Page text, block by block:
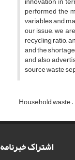
p‌e‌r‌f‌o‌r‌m‌e‌d t‌h‌e
v‌a‌r‌i‌a‌b‌l‌e‌s a‌n‌d
o‌u‌r i‌s‌s‌u‌e, w‌e
r‌e‌c‌y‌c‌l‌i‌n‌g r‌a‌t‌i‌o,
a‌n‌d t‌h‌e
a‌n‌d a‌l‌s‌o
s‌o‌u‌r‌c‌e w‌a‌s‌t‌e
H‌o‌u‌s‌e‌h‌o‌l‌d w‌a‌s‌t‌e
اشتراک خبرنامه